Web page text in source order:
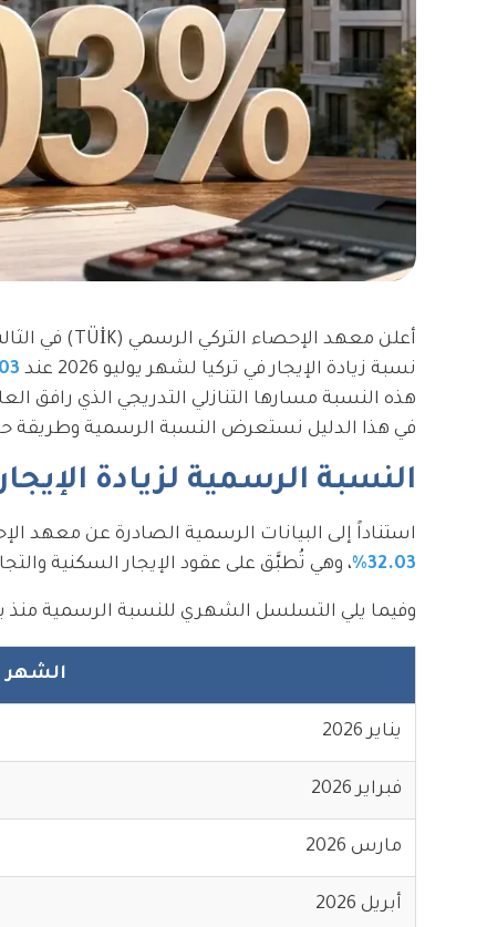
نسبة زيادة الإيجار في تركيا لشهر يوليو 2026 عند
في هذا الدليل نستعرض النسبة الرسمية وطريقة
النسبة الرسمية لزيادة الإيجار
استناداً إلى البيانات الرسمية الصادرة عن معهد
32.03%
، وهي تُطبَّق على عقود الإيجار السكنية
وفيما يلي التسلسل الشهري للنسبة الرسمية منذ
الشهر
يناير 2026
فبراير 2026
مارس 2026
أبريل 2026